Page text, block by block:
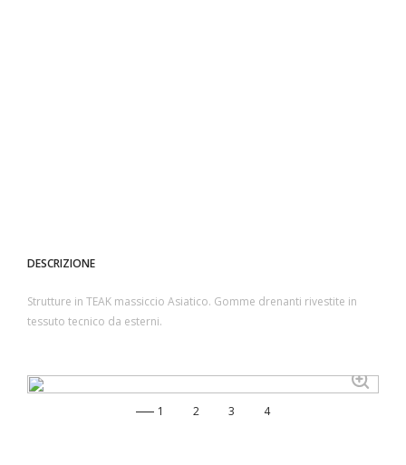
DESCRIZIONE
Strutture in TEAK massiccio Asiatico. Gomme drenanti rivestite in
tessuto tecnico da esterni.
1 2 3 4